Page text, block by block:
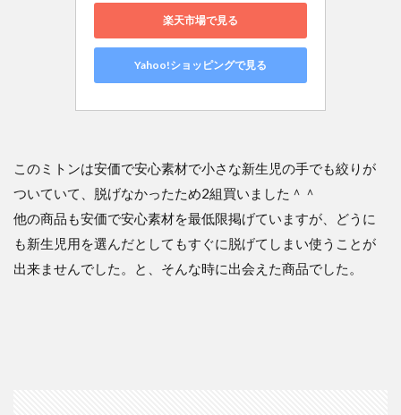
楽天市場で見る
Yahoo!ショッピングで見る
このミトンは安価で安心素材で小さな新生児の手でも絞りが
ついていて、脱げなかったため2組買いました＾＾
他の商品も安価で安心素材を最低限掲げていますが、どうに
も新生児用を選んだとしてもすぐに脱げてしまい使うことが
出来ませんでした。と、そんな時に出会えた商品でした。